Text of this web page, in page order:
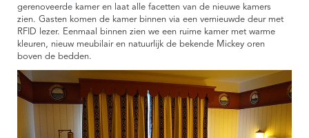
gerenoveerde kamer en laat alle facetten van de nieuwe kamers
zien. Gasten komen de kamer binnen via een vernieuwde deur met
RFID lezer. Eenmaal binnen zien we een ruime kamer met warme
kleuren, nieuw meubilair en natuurlijk de bekende Mickey oren
boven de bedden.